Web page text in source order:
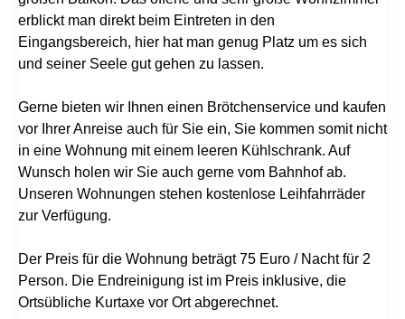
erblickt man direkt beim Eintreten in den
Eingangsbereich, hier hat man genug Platz um es sich
und seiner Seele gut gehen zu lassen.
Gerne bieten wir Ihnen einen Brötchenservice und kaufen
vor Ihrer Anreise auch für Sie ein, Sie kommen somit nicht
in eine Wohnung mit einem leeren Kühlschrank. Auf
Wunsch holen wir Sie auch gerne vom Bahnhof ab.
Unseren Wohnungen stehen kostenlose Leihfahrräder
zur Verfügung.
Der Preis für die Wohnung beträgt 75 Euro / Nacht für 2
Person. Die Endreinigung ist im Preis inklusive, die
Ortsübliche Kurtaxe vor Ort abgerechnet.